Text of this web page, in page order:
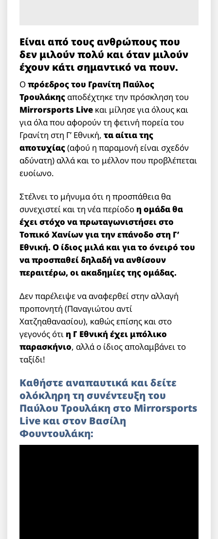
Είναι από τους ανθρώπους που
δεν μιλούν πολύ και όταν μιλούν
έχουν κάτι σημαντικό να πουν.
Οπρόεδρος του Γρανίτη Παύλος
Τρουλάκης αποδέχτηκε την πρόσκληση του
Mirrorsports Live και μίλησε για όλους και
για όλα που αφορούν τη φετινή πορεία του
Γρανίτη στη Γ’ Εθνική,τα αίτια της
αποτυχίας(αφού η παραμονή είναι σχεδόν
αδύνατη) αλλά και το μέλλον που προβλέπεται
ευοίωνο.
Στέλνει το μήνυμα ότι η προσπάθεια θα
συνεχιστεί και τη νέα περίοδο η ομάδα θα
έχει στόχο να πρωταγωνιστήσει στο
Τοπικό Χανίων για την επάνοδο στη Γ’
Εθνική. Ο ίδιος μιλά και για το όνειρό του
να προσπαθεί δηλαδή να ανθίσουν
περαιτέρω, οι ακαδημίες της ομάδας.
Δεν παρέλειψε να αναφερθεί στην αλλαγή
προπονητή (Παναγιώτου αντί
Χατζηαθανασίου), καθώς επίσης και στο
γεγονός ότι η Γ Εθνική έχει μπόλικο
παρασκήνιο, αλλά ο ίδιος απολαμβάνει το
ταξίδι!
Καθήστε αναπαυτικά και δείτε
ολόκληρη τη συνέντευξη του
Παύλου Τρουλάκη στο Mirrorsports
Live και στον Βασίλη
Φουντουλάκη: